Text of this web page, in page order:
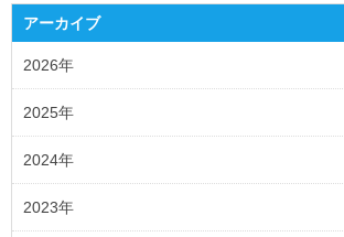
アーカイブ
2026年
2025年
2024年
2023年